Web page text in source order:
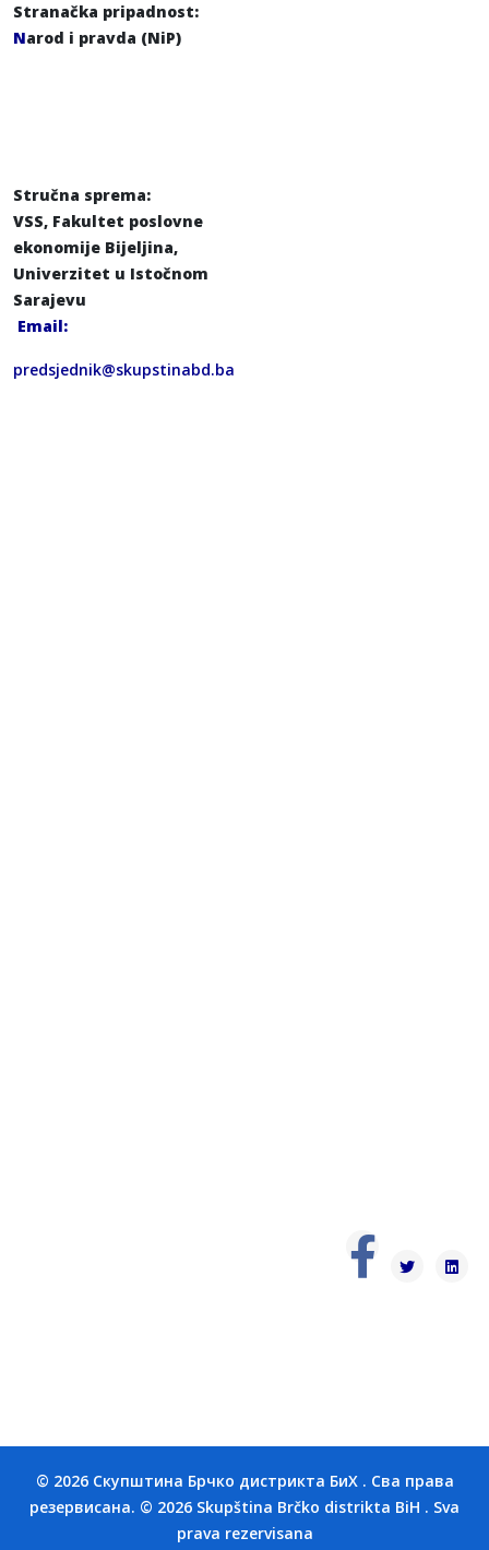
Stranačka pripadnost:
Narod i pravda (NiP)
Stručna sprema:
VSS, Fakultet poslovne
ekonomije Bijeljina,
Univerzitet u Istočnom
Sarajevu
Email:
predsjednik@skupstinabd.ba
© 2026 Скупштина Брчко дистрикта БиХ . Сва права
резервисана. © 2026 Skupština Brčko distrikta BiH . Sva
prava rezervisana